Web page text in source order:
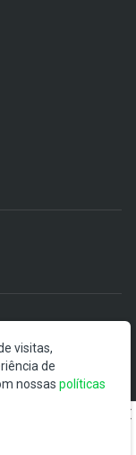
jornalístico, que
Nossas
como boletins
como uma
visitas,
de
nossas políticas